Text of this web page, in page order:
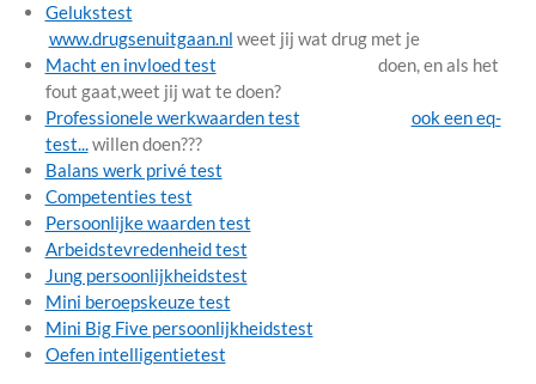
Gelukstest
www.drugsenuitgaan.nl weet jij wat drug met je
Macht en invloed test doen, en als het
fout gaat,weet jij wat te doen?
Professionele werkwaarden test
ook een eq-
test...willen doen???
Balans werk privé test
Competenties test
Persoonlijke waarden test
Arbeidstevredenheid test
Jung persoonlijkheidstest
Mini beroepskeuze test
Mini Big Five persoonlijkheidstest
Oefen intelligentietest